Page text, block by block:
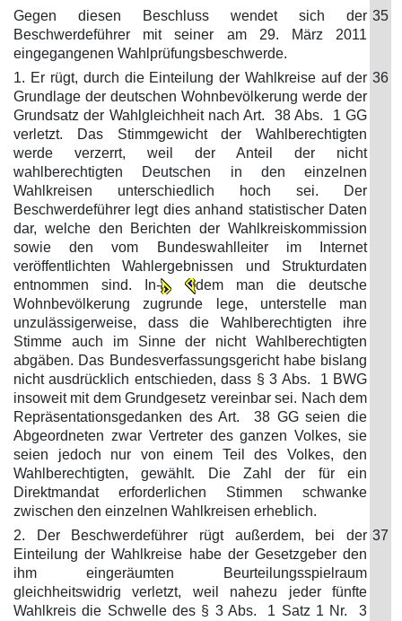
Gegen diesen Beschluss wendet sich der
Beschwerdeführer mit seiner am 29. März 2011
eingegangenen Wahlprüfungsbeschwerde.
35
1. Er rügt, durch die Einteilung der Wahlkreise auf der
Grundlage der deutschen Wohnbevölkerung werde der
Grundsatz der Wahlgleichheit nach Art. 38 Abs. 1 GG
verletzt. Das Stimmgewicht der Wahlberechtigten
werde verzerrt, weil der Anteil der nicht
wahlberechtigten Deutschen in den einzelnen
Wahlkreisen unterschiedlich hoch sei. Der
Beschwerdeführer legt dies anhand statistischer Daten
dar, welche den Berichten der Wahlkreiskommission
sowie den vom Bundeswahlleiter im Internet
veröffentlichten Wahlergebnissen und Strukturdaten
entnommen sind. In-
dem man die deutsche
Wohnbevölkerung zugrunde lege, unterstelle man
unzulässigerweise, dass die Wahlberechtigten ihre
Stimme auch im Sinne der nicht Wahlberechtigten
abgäben. Das Bundesverfassungsgericht habe bislang
nicht ausdrücklich entschieden, dass § 3 Abs. 1 BWG
insoweit mit dem Grundgesetz vereinbar sei. Nach dem
Repräsentationsgedanken des Art. 38 GG seien die
Abgeordneten zwar Vertreter des ganzen Volkes, sie
seien jedoch nur von einem Teil des Volkes, den
Wahlberechtigten, gewählt. Die Zahl der für ein
Direktmandat erforderlichen Stimmen schwanke
zwischen den einzelnen Wahlkreisen erheblich.
36
2. Der Beschwerdeführer rügt außerdem, bei der
Einteilung der Wahlkreise habe der Gesetzgeber den
ihm eingeräumten Beurteilungsspielraum
gleichheitswidrig verletzt, weil nahezu jeder fünfte
Wahlkreis die Schwelle des § 3 Abs. 1 Satz 1 Nr. 3
37